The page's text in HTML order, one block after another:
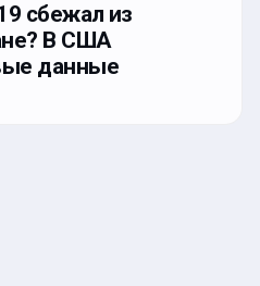
сбежал из
В США
данные